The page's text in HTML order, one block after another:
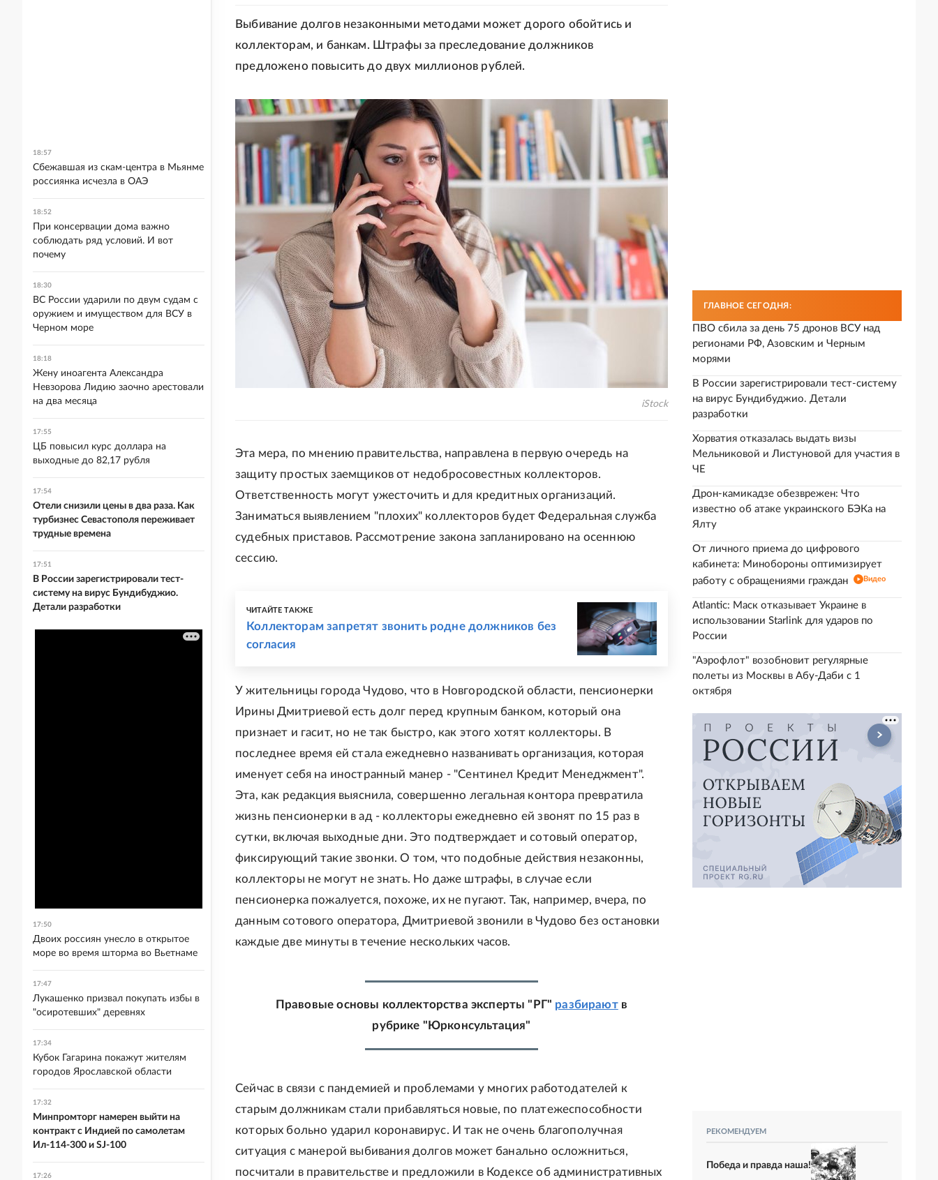
Выбивание долгов незаконными методами может дорого обойтись и
коллекторам, и банкам. Штрафы за преследование должников
предложено повысить до двух миллионов рублей.
iStock
Эта мера, по мнению правительства, направлена в первую очередь на
защиту простых заемщиков от недобросовестных коллекторов.
Ответственность могут ужесточить и для кредитных организаций.
Заниматься выявлением "плохих" коллекторов будет Федеральная служба
судебных приставов. Рассмотрение закона запланировано на осеннюю
сессию.
ЧИТАЙТЕ ТАКЖЕ
Коллекторам запретят звонить родне должников без
согласия
У жительницы города Чудово, что в Новгородской области, пенсионерки
Ирины Дмитриевой есть долг перед крупным банком, который она
признает и гасит, но не так быстро, как этого хотят коллекторы. В
последнее время ей стала ежедневно названивать организация, которая
именует себя на иностранный манер - "Сентинел Кредит Менеджмент".
Эта, как редакция выяснила, совершенно легальная контора превратила
жизнь пенсионерки в ад - коллекторы ежедневно ей звонят по 15 раз в
сутки, включая выходные дни. Это подтверждает и сотовый оператор,
фиксирующий такие звонки. О том, что подобные действия незаконны,
коллекторы не могут не знать. Но даже штрафы, в случае если
пенсионерка пожалуется, похоже, их не пугают. Так, например, вчера, по
данным сотового оператора, Дмитриевой звонили в Чудово без остановки
каждые две минуты в течение нескольких часов.
Правовые основы коллекторства эксперты "РГ" разбираютв
рубрике "Юрконсультация"
Сейчас в связи с пандемией и проблемами у многих работодателей к
старым должникам стали прибавляться новые, по платежеспособности
которых больно ударил коронавирус. И так не очень благополучная
ситуация с манерой выбивания долгов может банально осложниться,
посчитали в правительстве и предложили в Кодексе об административных
ГЛАВНОЕ СЕГОДНЯ:
ПВО сбила за день 75 дронов ВСУ над
регионами РФ, Азовским и Черным
морями
В России зарегистрировали тест-систему
на вирус Бундибуджио. Детали
разработки
Хорватия отказалась выдать визы
Мельниковой и Листуновой для участия в
ЧЕ
Дрон-камикадзе обезврежен: Что
известно об атаке украинского БЭКа на
Ялту
От личного приема до цифрового
кабинета: Минобороны оптимизирует
работу с обращениями граждан
Видео
Atlantic: Маск отказывает Украине в
использовании Starlink для ударов по
России
"Аэрофлот" возобновит регулярные
полеты из Москвы в Абу-Даби с 1
октября
РЕКОМЕНДУЕМ
Победа и правда наша!
18:57
Сбежавшая из скам-центра в Мьянме
россиянка исчезла в ОАЭ
18:52
При консервации дома важно
соблюдать ряд условий. И вот
почему
18:30
ВС России ударили по двум судам с
оружием и имуществом для ВСУ в
Черном море
18:18
Жену иноагента Александра
Невзорова Лидию заочно арестовали
на два месяца
17:55
ЦБ повысил курс доллара на
выходные до 82,17 рубля
17:54
Отели снизили цены в два раза. Как
турбизнес Севастополя переживает
трудные времена
17:51
В России зарегистрировали тест-
систему на вирус Бундибуджио.
Детали разработки
17:50
Двоих россиян унесло в открытое
море во время шторма во Вьетнаме
17:47
Лукашенко призвал покупать избы в
"осиротевших" деревнях
17:34
Кубок Гагарина покажут жителям
городов Ярославской области
17:32
Минпромторг намерен выйти на
контракт с Индией по самолетам
Ил-114-300 и SJ-100
17:26